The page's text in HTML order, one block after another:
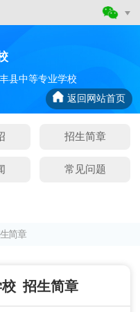
县中等专业学校
返回网站首页
招生简章
常见问题
简章
招生简章